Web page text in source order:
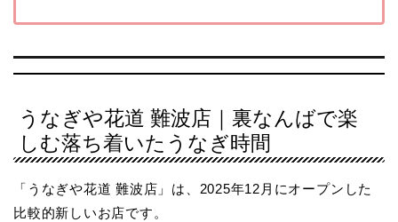
うなぎや花道 難波店｜裏なんばで楽
しむ落ち着いたうなぎ時間
「うなぎや花道 難波店」は、2025年12月にオープンした
比較的新しいお店です。